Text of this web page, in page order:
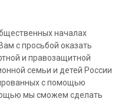
началах
с просьбой оказать
и правозащитной
семьи и детей России
с помощью
мы сможем сделать